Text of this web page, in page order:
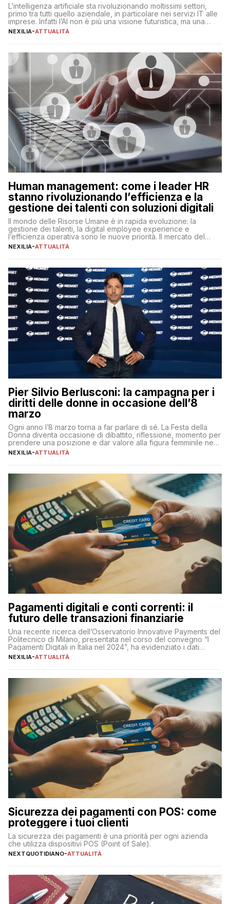
L’intelligenza artificiale sta rivoluzionando moltissimi settori,
primo tra tutti quello aziendale, in particolare nei servizi IT alle
imprese. Infatti l’AI non è più una visione futuristica, ma una
realtà operativa che sta portando a un cambio significativo in
operazioni, bensì comporta […]
NEXILIA-ATTUALITÀ
Human management: come i leader HR
stanno rivoluzionando l’efficienza e la
gestione dei talenti con soluzioni digitali
Il mondo delle Risorse Umane è in rapida evoluzione: la
gestione dei talenti, la digital employee experience e
l’efficienza operativa sono le nuove priorità. Il mercato del
lavoro, d’altra parte, è sempre più competitivo con una lotta
NEXILIA-ATTUALITÀ
Pier Silvio Berlusconi: la campagna per i
diritti delle donne in occasione dell’8
marzo
Ogni anno l’8 marzo torna a far parlare di sé. La Festa della
Donna diventa occasione di dibattito, riflessione, momento per
prendere una posizione e dar valore alla figura femminile nella
sua complessità e crucialità. A lanciare un messaggio “forte e
NEXILIA-ATTUALITÀ
Pagamenti digitali e conti correnti: il
futuro delle transazioni finanziarie
Una recente ricerca dell’Osservatorio Innovative Payments del
Politecnico di Milano, presentata nel corso del convegno “I
Pagamenti Digitali in Italia nel 2024”, ha evidenziato i dati
definitivi del primo semestre 2024 relativamente alle
NEXILIA-ATTUALITÀ
Sicurezza dei pagamenti con POS: come
proteggere i tuoi clienti
La sicurezza dei pagamenti è una priorità per ogni azienda
che utilizza dispositivi POS (Point of Sale).
NEXTQUOTIDIANO-ATTUALITÀ